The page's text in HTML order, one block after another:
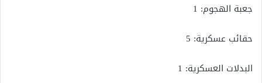
جعبة الهجوم: 1
حقائب عسكرية: 5
البدلات العسكرية: 1